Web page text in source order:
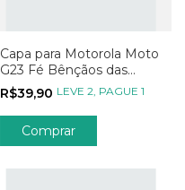
Capa para Motorola Moto
G23 Fé Bênçãos das
Estrelas
R$39,90 LEVE 2, PAGUE 1
Comprar